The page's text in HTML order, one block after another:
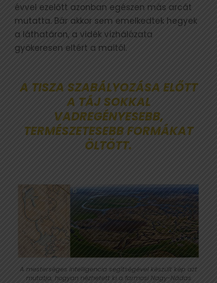
évvel ezelőtt azonban egészen más arcát
mutatta. Bár akkor sem emelkedtek hegyek
a láthatáron, a vidék vízhálózata
gyökeresen eltért a maitól.
A TISZA SZABÁLYOZÁSA ELŐTT
A TÁJ SOKKAL
VADREGÉNYESEBB,
TERMÉSZETESEBB FORMÁKAT
ÖLTÖTT.
A mesterséges intelligencia segítségével készült kép azt
mutatja, hogyan nézhetett ki a farmosi Nagy-Nádas